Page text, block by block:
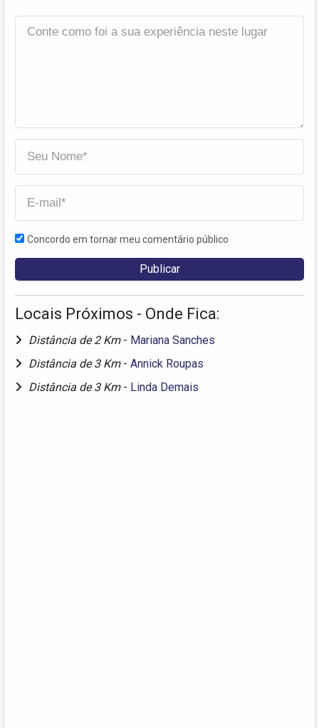
Concordo em tornar meu comentário público
Locais Próximos - Onde Fica:
Distância de 2 Km - Mariana Sanches
Distância de 3 Km - Annick Roupas
Distância de 3 Km - Linda Demais